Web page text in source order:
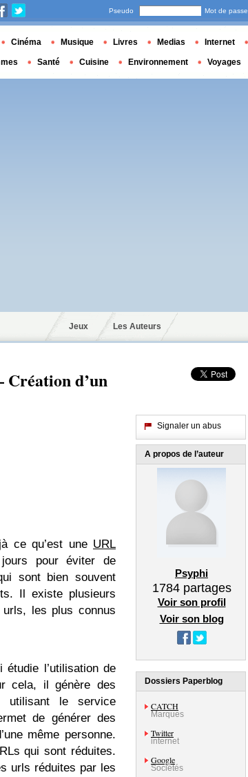
Jeux Les Auteurs
Création d’un
ce qu’est une URL
pour éviter de
sont bien souvent
Il existe plusieurs
les plus connus
l’utilisation de
cela, il génère des
utilisant le service
de générer des
même personne.
qui sont réduites.
urls réduites par les
Signaler un abus
A propos de l’auteur
Psyphi
1784partages
Voir son profil
Voir son blog
Dossiers Paperblog
CATCH
Marques
Twitter
internet
Google
Sociétés
Pseudo Mot de passe
Cinéma Musique Livres Medias Internet
Santé Cuisine Environnement Voyages